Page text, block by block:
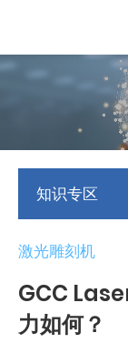
知识专区
激光雕刻机
GCC
力如何？